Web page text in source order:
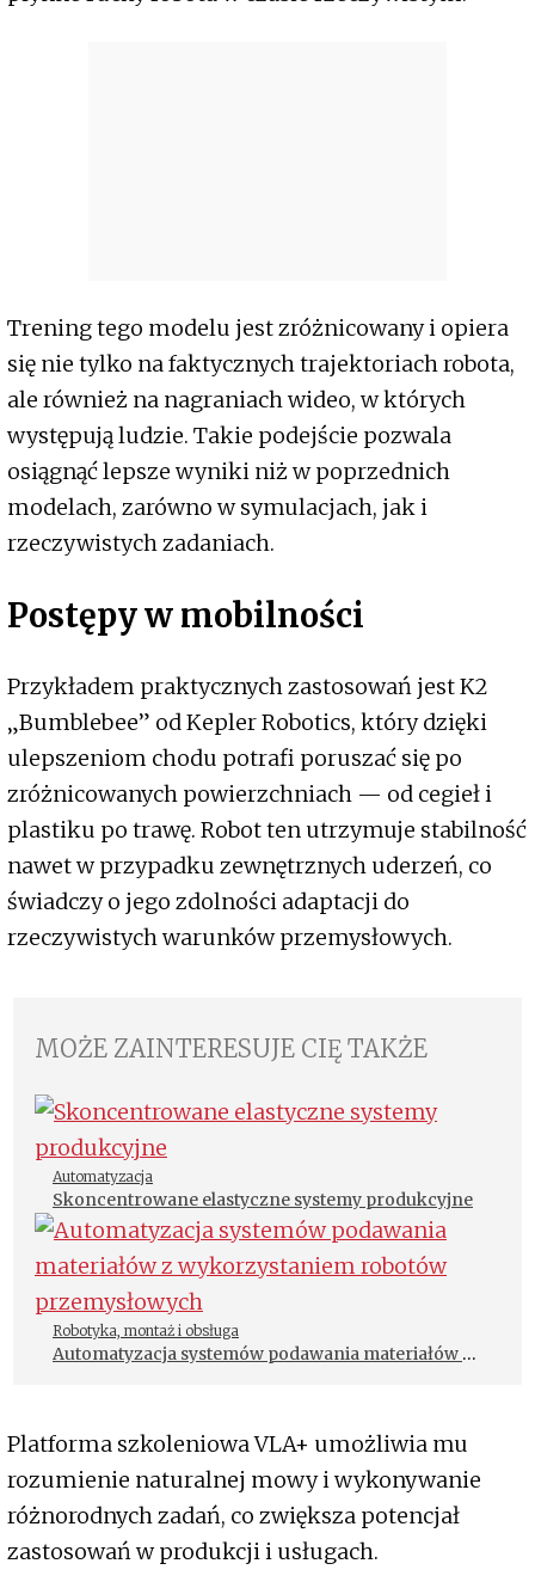
Trening tego modelu jest zróżnicowany i opiera
się nie tylko na faktycznych trajektoriach robota,
ale również na nagraniach wideo, w których
występują ludzie. Takie podejście pozwala
osiągnąć lepsze wyniki niż w poprzednich
modelach, zarówno w symulacjach, jak i
rzeczywistych zadaniach.
Postępy w mobilności
Przykładem praktycznych zastosowań jest K2
„Bumblebee” od Kepler Robotics, który dzięki
ulepszeniom chodu potrafi poruszać się po
zróżnicowanych powierzchniach — od cegieł i
plastiku po trawę. Robot ten utrzymuje stabilność
nawet w przypadku zewnętrznych uderzeń, co
świadczy o jego zdolności adaptacji do
rzeczywistych warunków przemysłowych.
MOŻE ZAINTERESUJE CIĘ TAKŻE
Automatyzacja
Skoncentrowane elastyczne systemy produkcyjne
Robotyka, montaż i obsługa
Automatyzacja systemów podawania materiałów z
Platforma szkoleniowa VLA+ umożliwia mu
rozumienie naturalnej mowy i wykonywanie
różnorodnych zadań, co zwiększa potencjał
zastosowań w produkcji i usługach.